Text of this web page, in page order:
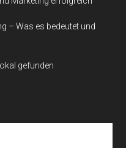
– Was es bedeutet und
gefunden